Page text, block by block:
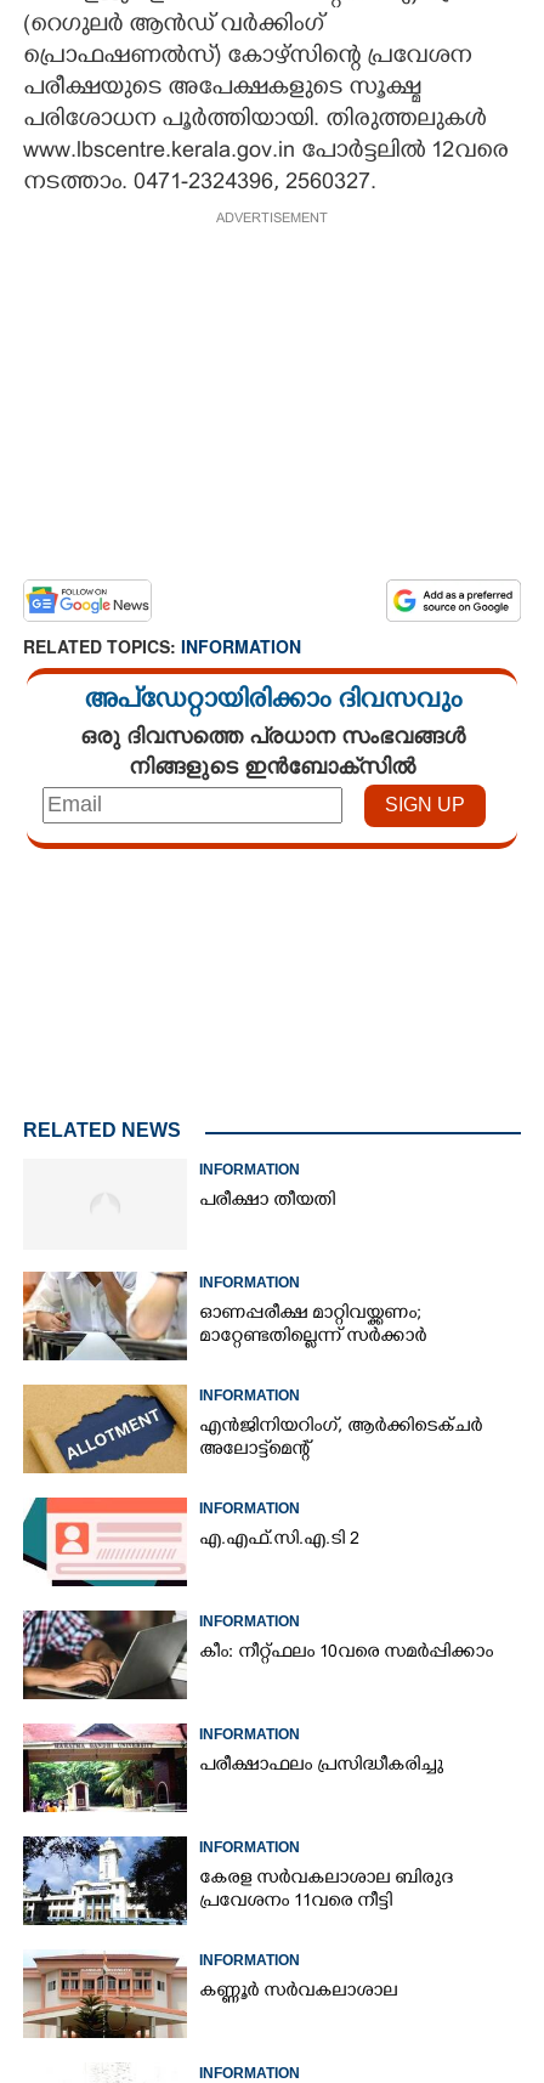
LITERATURE
ZOOM
CONTACT US
(റെഗുലർ ആൻഡ് വർക്കിംഗ്
പ്രൊഫഷണൽസ്) കോഴ്സിന്റെ പ്രവേശന
പരീക്ഷയുടെ അപേക്ഷകളുടെ സൂക്ഷ്മ
പരിശോധന പൂർത്തിയായി. തിരുത്തലുകൾ
www.lbscentre.kerala.gov.in പോർട്ടലിൽ 12വരെ
നടത്താം. 0471-2324396, 2560327.
ADVERTISEMENT
RELATED TOPICS: INFORMATION
അപ്ഡേറ്റായിരിക്കാം ദിവസവും
ഒരു ദിവസത്തെ പ്രധാന സംഭവങ്ങൾ
നിങ്ങളുടെ ഇൻബോക്സിൽ
RELATED NEWS
INFORMATION
പരീക്ഷാ തീയതി
INFORMATION
ഓണപ്പരീക്ഷ മാറ്റിവയ്ക്കണം;
മാറ്റേണ്ടതില്ലെന്ന് സർക്കാർ
INFORMATION
എൻജിനിയറിംഗ്, ആർക്കിടെക്ചർ
അലോട്ട്മെന്റ്
INFORMATION
എ.എഫ്‌.സി.എ.ടി 2
INFORMATION
കീം: നീറ്റ് ഫലം 10വരെ സമർപ്പിക്കാം
INFORMATION
പരീക്ഷാഫലം പ്രസിദ്ധീകരിച്ചു
INFORMATION
കേരള സർവകലാശാല ബിരുദ
പ്രവേശനം 11വരെ നീട്ടി
INFORMATION
കണ്ണൂർ സർവകലാശാല
INFORMATION